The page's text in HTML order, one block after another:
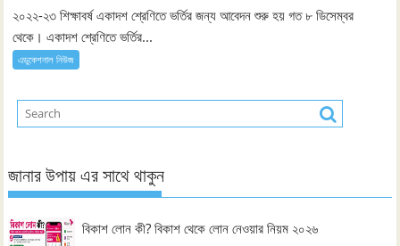
২০২২-২৩ শিক্ষাবর্ষ একাদশ শ্রেণিতে ভর্তির জন্য আবেদন শুরু হয় গত ৮ ডিসেম্বর
থেকে। একাদশ শ্রেণিতে ভর্তির...
এডুকেশনাল নিউজ
জানার উপায় এর সাথে থাকুন
বিকাশ লোন কী? বিকাশ থেকে লোন নেওয়ার নিয়ম ২০২৬